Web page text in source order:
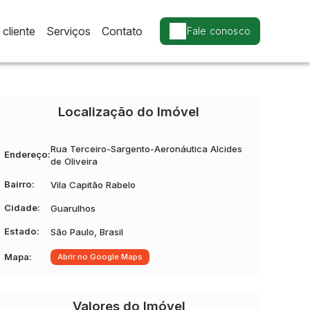
Fale conosco
Contato
Serviços
Localização do Imóvel
Endereço:Rua Terceiro-Sargento-Aeronáutica Alcides
de Oliveira
Bairro: Vila Capitão Rabelo
Cidade: Guarulhos
Estado: São Paulo, Brasil
Mapa: Abrir no Google Maps
Valores do Imóvel